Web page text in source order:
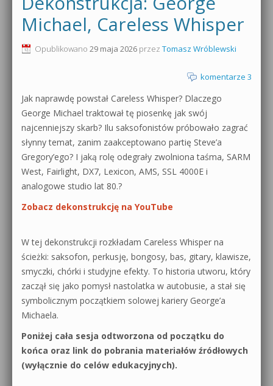
Produkcja muzyczna od podstaw
Sylenth1 od podstaw
Dubstep z syntezatorem Massive
Kontakt 5 Kompendium
Pakiety
0dB.pl - informacje
Newsletter
Archiwum aktualności
Polityka prywatności
Regulamin
Działanie sklepu internetowego
Wyszukiwanie
Michael, Careless Whisper
Opublikowano 29 maja 2026 przez Tomasz Wróblewski
komentarze 3
Jak naprawdę powstał Careless Whisper? Dlaczego
George Michael traktował tę piosenkę jak swój
najcenniejszy skarb? Ilu saksofonistów próbowało zagrać
słynny temat, zanim zaakceptowano partię Steve’a
Gregory’ego? I jaką rolę odegrały zwolniona taśma, SARM
West, Fairlight, DX7, Lexicon, AMS, SSL 4000E i
analogowe studio lat 80.?
Zobacz dekonstrukcję na YouTube
W tej dekonstrukcji rozkładam Careless Whisper na
ścieżki: saksofon, perkusję, bongosy, bas, gitary, klawisze,
smyczki, chórki i studyjne efekty. To historia utworu, który
zaczął się jako pomysł nastolatka w autobusie, a stał się
symbolicznym początkiem solowej kariery George’a
Michaela.
Poniżej cała sesja odtworzona od początku do
końca oraz link do pobrania materiałów źródłowych
(wyłącznie do celów edukacyjnych).